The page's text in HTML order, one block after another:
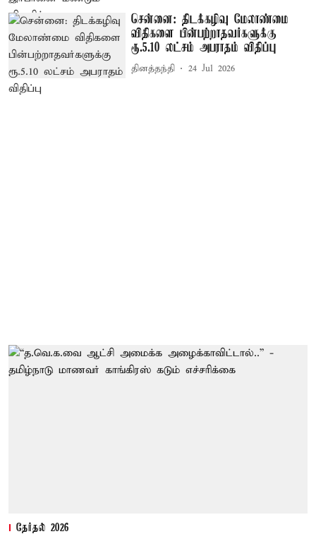
சென்னை: திடக்கழிவு மேலாண்மை
விதிகளை பின்பற்றாதவர்களுக்கு
ரூ.5.10 லட்சம் அபராதம் விதிப்பு
தினத்தந்தி 24 Jul 2026
தேர்தல் 2026